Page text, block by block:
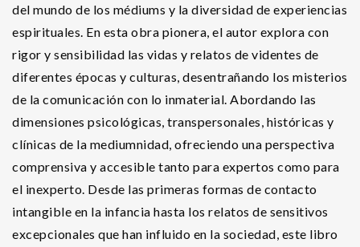
del mundo de los médiums y la diversidad de experiencias
espirituales. En esta obra pionera, el autor explora con
rigor y sensibilidad las vidas y relatos de videntes de
diferentes épocas y culturas, desentrañando los misterios
de la comunicación con lo inmaterial. Abordando las
dimensiones psicológicas, transpersonales, históricas y
clínicas de la mediumnidad, ofreciendo una perspectiva
comprensiva y accesible tanto para expertos como para
el inexperto. Desde las primeras formas de contacto
intangible en la infancia hasta los relatos de sensitivos
excepcionales que han influido en la sociedad, este libro